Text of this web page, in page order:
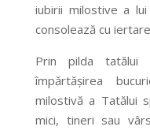
iubirii milostive a
consolează cu
Prin pilda
împărtășirea
milostivă a Tatălui
mici, tineri sau